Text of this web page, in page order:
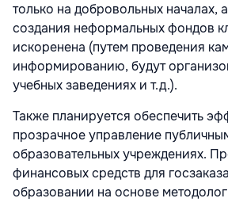
только на добровольных началах,
создания неформальных фондов
искоренена (путем проведения
информированию, будут
учебных заведениях и т.д.).
Также планируется обеспечить
прозрачное управление
образовательных учреждениях.
финансовых средств для
образовании на основе